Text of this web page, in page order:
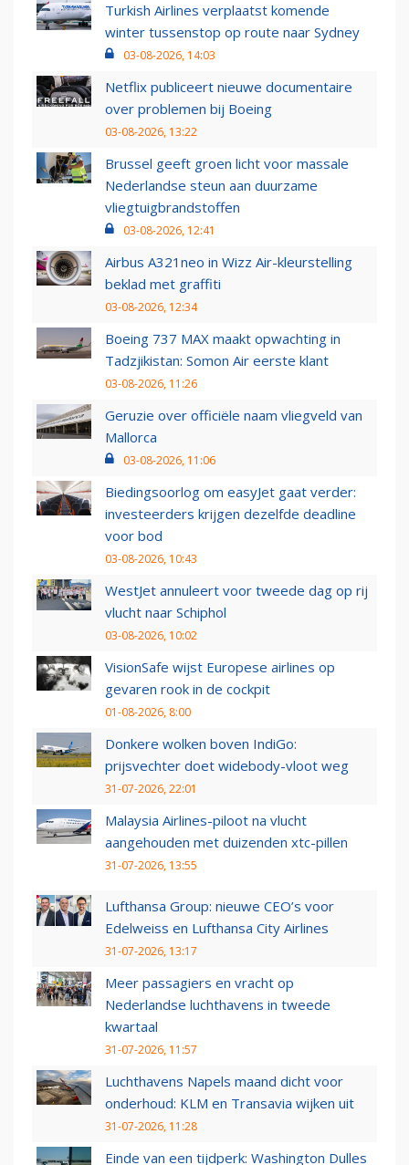
Turkish Airlines verplaatst komende
winter tussenstop op route naar Sydney
03-08-2026, 14:03
Netflix publiceert nieuwe documentaire
over problemen bij Boeing
03-08-2026, 13:22
Brussel geeft groen licht voor massale
Nederlandse steun aan duurzame
vliegtuigbrandstoffen
03-08-2026, 12:41
Airbus A321neo in Wizz Air-kleurstelling
beklad met graffiti
03-08-2026, 12:34
Boeing 737 MAX maakt opwachting in
Tadzjikistan: Somon Air eerste klant
03-08-2026, 11:26
Geruzie over officiële naam vliegveld van
Mallorca
03-08-2026, 11:06
Biedingsoorlog om easyJet gaat verder:
investeerders krijgen dezelfde deadline
voor bod
03-08-2026, 10:43
WestJet annuleert voor tweede dag op rij
vlucht naar Schiphol
03-08-2026, 10:02
VisionSafe wijst Europese airlines op
gevaren rook in de cockpit
01-08-2026, 8:00
Donkere wolken boven IndiGo:
prijsvechter doet widebody-vloot weg
31-07-2026, 22:01
Malaysia Airlines-piloot na vlucht
aangehouden met duizenden xtc-pillen
31-07-2026, 13:55
Lufthansa Group: nieuwe CEO’s voor
Edelweiss en Lufthansa City Airlines
31-07-2026, 13:17
Meer passagiers en vracht op
Nederlandse luchthavens in tweede
kwartaal
31-07-2026, 11:57
Luchthavens Napels maand dicht voor
onderhoud: KLM en Transavia wijken uit
31-07-2026, 11:28
Einde van een tijdperk: Washington Dulles